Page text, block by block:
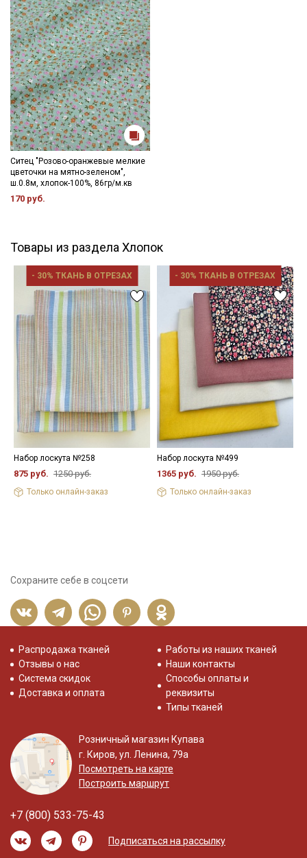
Ситец "Розово-оранжевые мелкие
цветочки на мятно-зеленом",
ш.0.8м, хлопок-100%, 86гр/м.кв
170 руб.
Товары из раздела Хлопок
- 30% ТКАНЬ В ОТРЕЗАХ
Набор лоскута №258
875 руб. 1250 руб.
Только онлайн-заказ
- 30% ТКАНЬ В ОТРЕЗАХ
Набор лоскута №499
1365 руб. 1950 руб.
Только онлайн-заказ
Сохраните себе в соцсети
Распродажа тканей
Отзывы о нас
Система скидок
Доставка и оплата
Работы из наших тканей
Наши контакты
Способы оплаты и
реквизиты
Типы тканей
Розничный магазин Купава
г. Киров, ул. Ленина, 79а
Посмотреть на карте
Построить маршрут
+7 (800) 533-75-43
Подписаться на рассылку